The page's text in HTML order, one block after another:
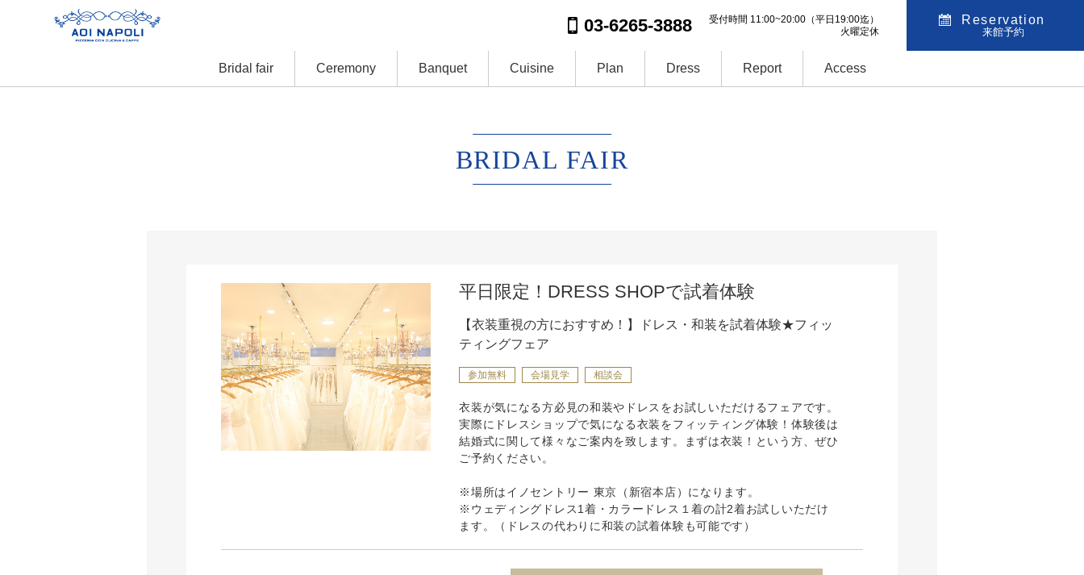
03-6265-3888 受付時間 11:00~20:00 （平日19:00迄）
火曜定休
Reservation
来館予約
Bridal fair Ceremony Banquet Cuisine Plan Dress Report Access
BRIDAL FAIR
平日限定！DRESS SHOPで試着体験
【衣装重視の方におすすめ！】ドレス・和装を試着体験★フィッ
ティングフェア
参加無料 会場見学 相談会
衣装が気になる方必見の和装やドレスをお試しいただけるフェアです。
実際にドレスショップで気になる衣装をフィッティング体験！体験後は
結婚式に関して様々なご案内を致します。まずは衣装！という方、ぜひ
ご予約ください。
※場所はイノセントリー 東京（新宿本店）になります。
※ウェディングドレス1着・カラードレス１着の計2着お試しいただけ
ます。（ドレスの代わりに和装の試着体験も可能です）